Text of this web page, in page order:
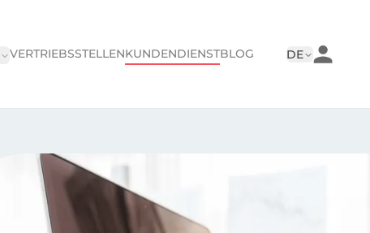
VERTRIEBSSTELLENKUNDENDIENSTBLOG DE